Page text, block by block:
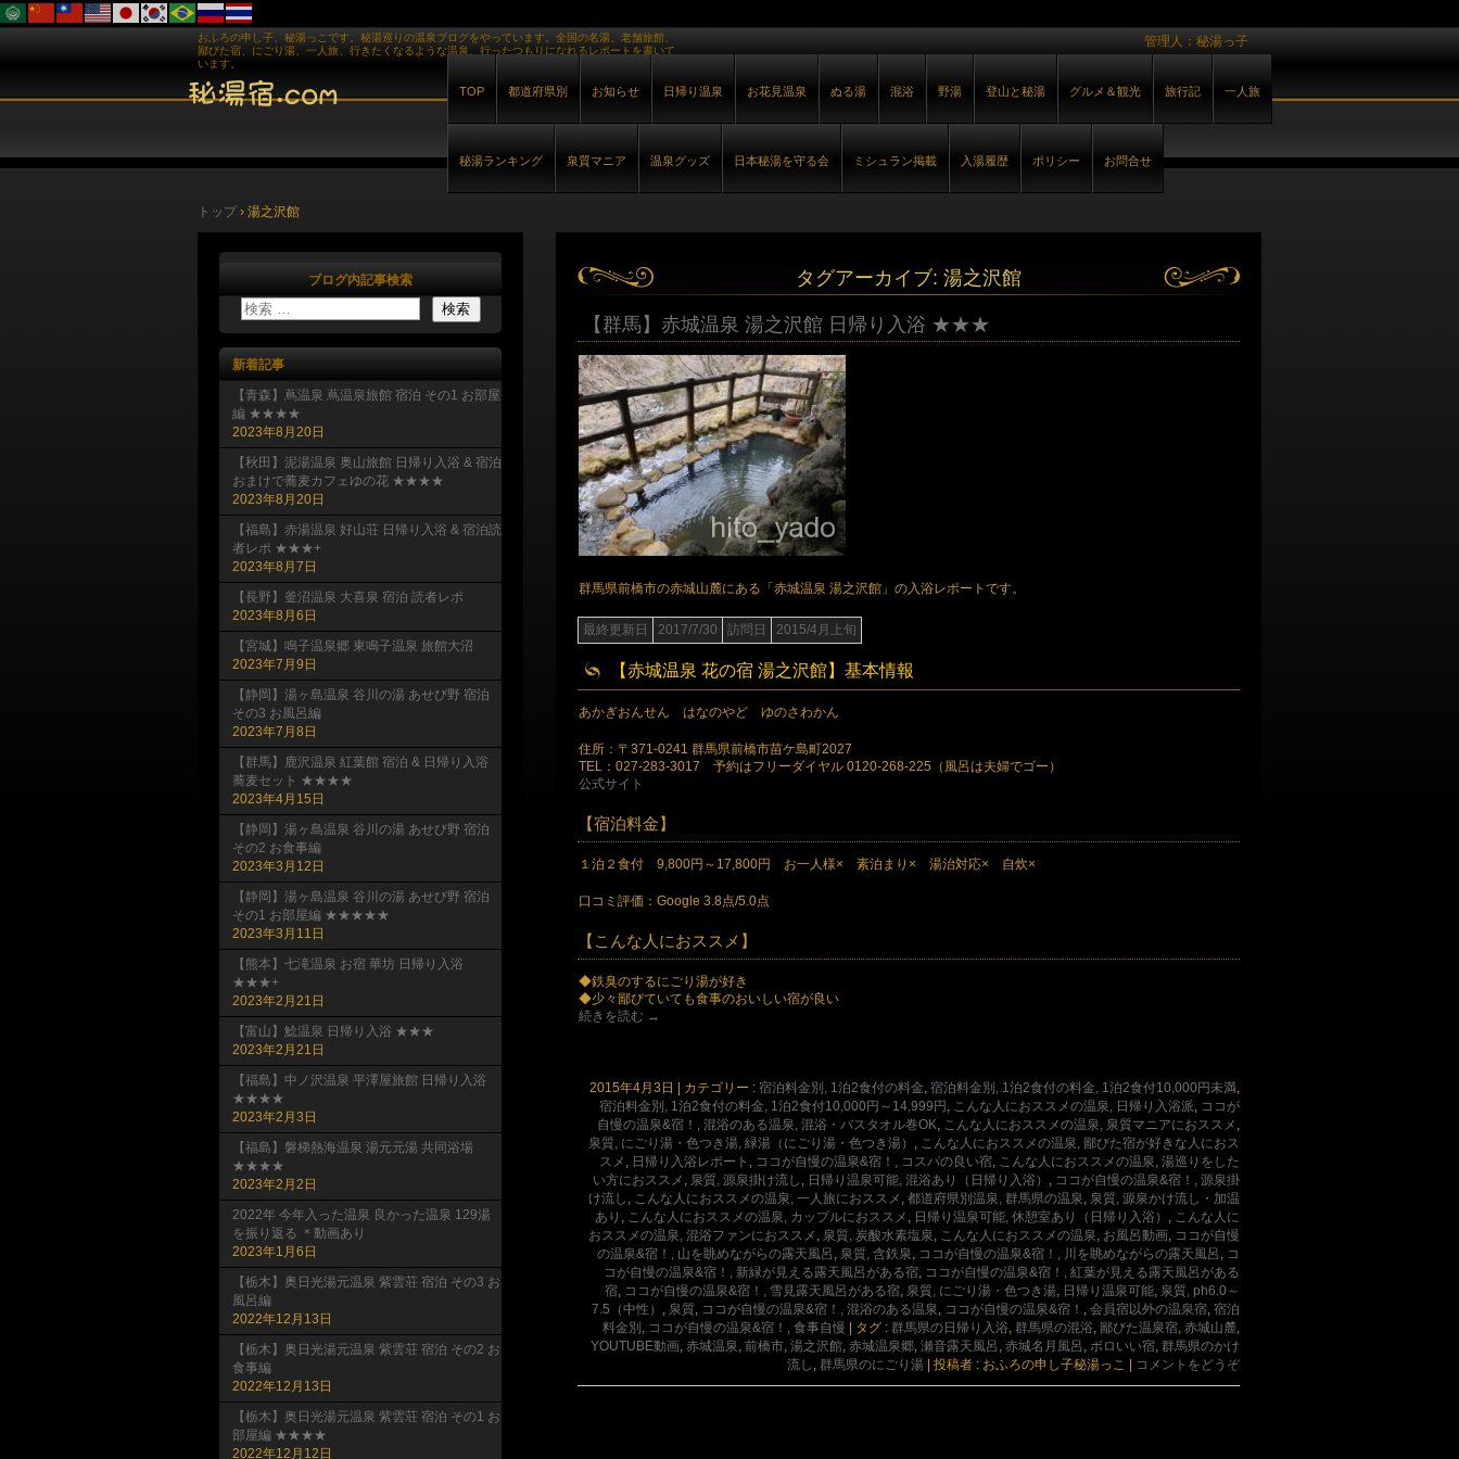
おふろの申し子、秘湯っこです。秘湯巡りの温泉ブログをやっています。全国の名湯、老舗旅館、
鄙びた宿、にごり湯、一人旅、行きたくなるような温泉、行ったつもりになれるレポートを書いて
います。
管理人：秘湯っ子
TOP 都道府県別 お知らせ 日帰り温泉 お花見温泉 ぬる湯 混浴 野湯 登山と秘湯 グルメ＆観光 旅行記 一人旅
秘湯ランキング 泉質マニア 温泉グッズ 日本秘湯を守る会 ミシュラン掲載 入湯履歴 ポリシー お問合せ
トップ › 湯之沢館
タグアーカイブ: 湯之沢館
【群馬】赤城温泉 湯之沢館 日帰り入浴 ★★★
群馬県前橋市の赤城山麓にある「赤城温泉 湯之沢館」の入浴レポートです。
最終更新日 2017/7/30 訪問日 2015/4月上旬
【赤城温泉 花の宿 湯之沢館】基本情報
あかぎおんせん はなのやど ゆのさわかん
住所：〒371-0241 群馬県前橋市苗ケ島町2027
TEL：027-283-3017 予約はフリーダイヤル 0120-268-225（風呂は夫婦でゴー）
公式サイト
【宿泊料金】
１泊２食付 9,800円～17,800円 お一人様× 素泊まり× 湯治対応× 自炊×
口コミ評価：Google 3.8点/5.0点
【こんな人におススメ】
◆鉄臭のするにごり湯が好き
◆少々鄙びていても食事のおいしい宿が良い
続きを読む →
2015年4月3日 | カテゴリー : 宿泊料金別, 1泊2食付の料金, 宿泊料金別, 1泊2食付の料金, 1泊2食付10,000円未満,
宿泊料金別, 1泊2食付の料金, 1泊2食付10,000円～14,999円, こんな人におススメの温泉, 日帰り入浴派, ココが
自慢の温泉&宿！, 混浴のある温泉, 混浴・バスタオル巻OK, こんな人におススメの温泉, 泉質マニアにおススメ ,
泉質, にごり湯・色つき湯, 緑湯（にごり湯・色つき湯） , こんな人におススメの温泉, 鄙びた宿が好きな人におス
スメ , 日帰り入浴レポート , ココが自慢の温泉&宿！, コスパの良い宿, こんな人におススメの温泉, 湯巡りをした
い方におススメ , 泉質, 源泉掛け流し , 日帰り温泉可能, 混浴あり（日帰り入浴） , ココが自慢の温泉&宿！, 源泉掛
け流し , こんな人におススメの温泉, 一人旅におススメ , 都道府県別温泉, 群馬県の温泉, 泉質, 源泉かけ流し・加温
あり , こんな人におススメの温泉, カップルにおススメ , 日帰り温泉可能, 休憩室あり（日帰り入浴） , こんな人に
おススメの温泉, 混浴ファンにおススメ , 泉質, 炭酸水素塩泉, こんな人におススメの温泉, お風呂動画, ココが自慢
の温泉&宿！, 山を眺めながらの露天風呂 , 泉質, 含鉄泉, ココが自慢の温泉&宿！, 川を眺めながらの露天風呂 , コ
コが自慢の温泉&宿！, 新緑が見える露天風呂がある宿, ココが自慢の温泉&宿！, 紅葉が見える露天風呂がある
宿, ココが自慢の温泉&宿！, 雪見露天風呂がある宿, 泉質, にごり湯・色つき湯, 日帰り温泉可能, 泉質, ph6.0～
7.5（中性） , 泉質, ココが自慢の温泉&宿！, 混浴のある温泉, ココが自慢の温泉&宿！ , 会員宿以外の温泉宿, 宿泊
料金別, ココが自慢の温泉&宿！, 食事自慢 | タグ : 群馬県の日帰り入浴, 群馬県の混浴, 鄙びた温泉宿, 赤城山麓,
YOUTUBE動画, 赤城温泉, 前橋市, 湯之沢館, 赤城温泉郷, 瀬音露天風呂 , 赤城名月風呂 , ボロいい宿, 群馬県のかけ
流し , 群馬県のにごり湯 | 投稿者 : おふろの申し子秘湯っこ | コメントをどうぞ
ブログ内記事検索
新着記事
【青森】蔦温泉 蔦温泉旅館 宿泊 その1 お部屋
編 ★★★★
2023年8月20日
【秋田】泥湯温泉 奥山旅館 日帰り入浴 & 宿泊
おまけで蕎麦カフェゆの花 ★★★★
2023年8月20日
【福島】赤湯温泉 好山荘 日帰り入浴 & 宿泊読
者レポ ★★★+
2023年8月7日
【長野】釜沼温泉 大喜泉 宿泊 読者レポ
2023年8月6日
【宮城】鳴子温泉郷 東鳴子温泉 旅館大沼
2023年7月9日
【静岡】湯ヶ島温泉 谷川の湯 あせび野 宿泊
その3 お風呂編
2023年7月8日
【群馬】鹿沢温泉 紅葉館 宿泊 & 日帰り入浴
蕎麦セット ★★★★
2023年4月15日
【静岡】湯ヶ島温泉 谷川の湯 あせび野 宿泊
その2 お食事編
2023年3月12日
【静岡】湯ヶ島温泉 谷川の湯 あせび野 宿泊
その1 お部屋編 ★★★★★
2023年3月11日
【熊本】七滝温泉 お宿 華坊 日帰り入浴
★★★+
2023年2月21日
【富山】鯰温泉 日帰り入浴 ★★★
2023年2月21日
【福島】中ノ沢温泉 平澤屋旅館 日帰り入浴
★★★★
2023年2月3日
【福島】磐梯熱海温泉 湯元元湯 共同浴場
★★★★
2023年2月2日
2022年 今年入った温泉 良かった温泉 129湯
を振り返る ＊動画あり
2023年1月6日
【栃木】奥日光湯元温泉 紫雲荘 宿泊 その3 お
風呂編
2022年12月13日
【栃木】奥日光湯元温泉 紫雲荘 宿泊 その2 お
食事編
2022年12月13日
【栃木】奥日光湯元温泉 紫雲荘 宿泊 その1 お
部屋編 ★★★★
2022年12月12日